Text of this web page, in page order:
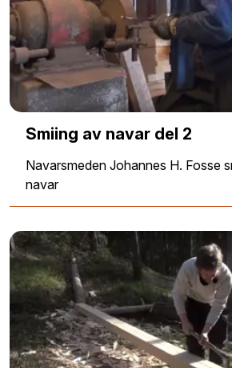
Smiing av navar del 2
Navarsmeden Johannes H. Fosse
navar